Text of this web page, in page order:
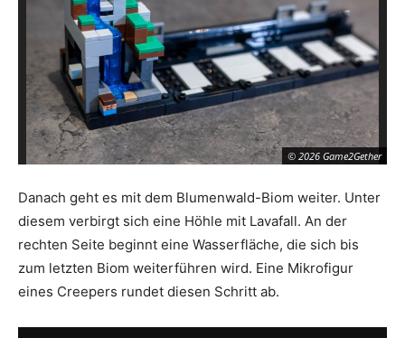
© 2026 Game2Gether
Danach geht es mit dem Blumenwald-Biom weiter. Unter
diesem verbirgt sich eine Höhle mit Lavafall. An der
rechten Seite beginnt eine Wasserfläche, die sich bis
zum letzten Biom weiterführen wird. Eine Mikrofigur
eines Creepers rundet diesen Schritt ab.